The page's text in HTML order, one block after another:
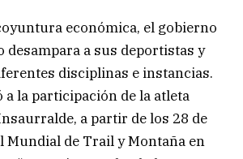
económica, el gobierno
desampara a sus deportistas y
disciplinas e instancias.
la participación de la atleta
a partir de los 28 de
Mundial de Trail y Montaña en